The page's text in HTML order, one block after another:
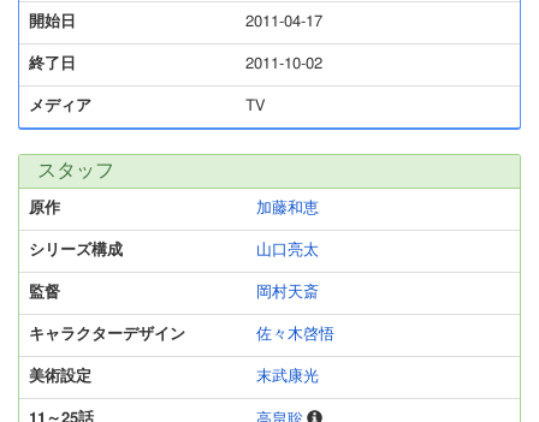
開始日 2011-04-17
終了日 2011-10-02
メディア TV
スタッフ
原作 加藤和恵
シリーズ構成 山口亮太
監督 岡村天斎
キャラクターデザイン 佐々木啓悟
美術設定 末武康光